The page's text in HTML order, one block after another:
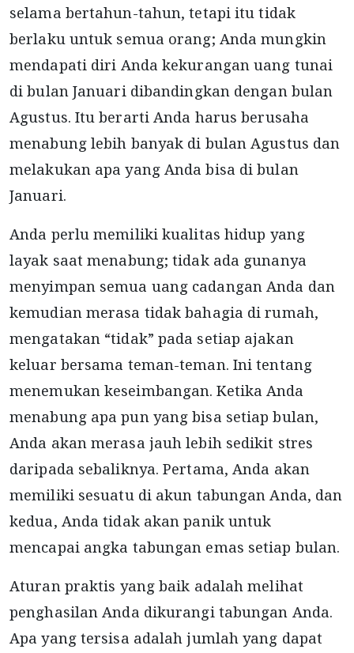
selama bertahun-tahun, tetapi itu tidak
berlaku untuk semua orang; Anda mungkin
mendapati diri Anda kekurangan uang tunai
di bulan Januari dibandingkan dengan bulan
Agustus. Itu berarti Anda harus berusaha
menabung lebih banyak di bulan Agustus dan
melakukan apa yang Anda bisa di bulan
Januari.
Anda perlu memiliki kualitas hidup yang
layak saat menabung; tidak ada gunanya
menyimpan semua uang cadangan Anda dan
kemudian merasa tidak bahagia di rumah,
mengatakan “tidak” pada setiap ajakan
keluar bersama teman-teman. Ini tentang
menemukan keseimbangan. Ketika Anda
menabung apa pun yang bisa setiap bulan,
Anda akan merasa jauh lebih sedikit stres
daripada sebaliknya. Pertama, Anda akan
memiliki sesuatu di akun tabungan Anda, dan
kedua, Anda tidak akan panik untuk
mencapai angka tabungan emas setiap bulan.
Aturan praktis yang baik adalah melihat
penghasilan Anda dikurangi tabungan Anda.
Apa yang tersisa adalah jumlah yang dapat